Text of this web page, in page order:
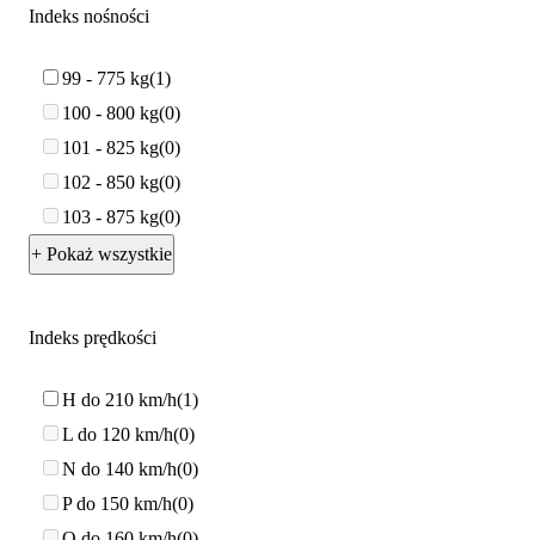
Indeks nośności
99 - 775 kg 1
100 - 800 kg 0
101 - 825 kg 0
102 - 850 kg 0
103 - 875 kg 0
+ Pokaż wszystkie
Indeks prędkości
H do 210 km/h 1
L do 120 km/h 0
N do 140 km/h 0
P do 150 km/h 0